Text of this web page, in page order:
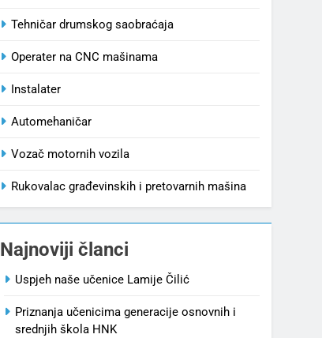
Tehničar drumskog saobraćaja
Operater na CNC mašinama
Instalater
Automehaničar
Vozač motornih vozila
Rukovalac građevinskih i pretovarnih mašina
Najnoviji članci
Uspjeh naše učenice Lamije Čilić
Priznanja učenicima generacije osnovnih i
srednjih škola HNK